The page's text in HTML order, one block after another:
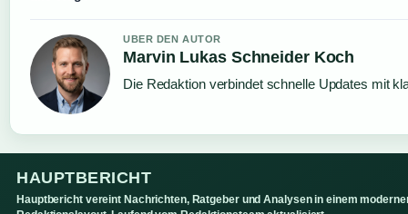
UBER DEN AUTOR
Marvin Lukas Schneider Koch
Die Redaktion verbindet schnelle Updates mit
HAUPTBERICHT
Hauptbericht vereint Nachrichten, Ratgeber und Analysen in einem